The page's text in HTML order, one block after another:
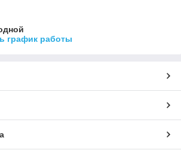
график работы